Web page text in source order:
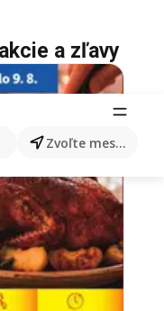
produkty... Zvoľte mesto
a zľavy